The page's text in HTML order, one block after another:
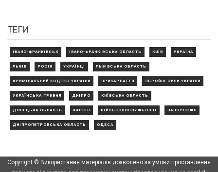
ТЕГИ
ІВАНО-ФРАНКІВСЬК ІВАНО-ФРАНКІВСЬКА ОБЛАСТЬ КИЇВ УКРАЇНА
ЛЬВІВ РОСІЯ УКРАЇНЦІ ЛЬВІВСЬКА ОБЛАСТЬ
КРИМІНАЛЬНИЙ КОДЕКС УКРАЇНИ ПРИКАРПАТТЯ ЗБРОЙНІ СИЛИ УКРАЇНИ
УКРАЇНСЬКА ГРИВНЯ ДНІПРО КИЇВСЬКА ОБЛАСТЬ
ДОНЕЦЬКА ОБЛАСТЬ ХАРКІВ ВІЙСЬКОВОСЛУЖБОВЦІ ЗАПОРІЖЖЯ
ДНІПРОПЕТРОВСЬКА ОБЛАСТЬ ОДЕСА
Copyright © Використання матеріалів дозволено за умови проставлення